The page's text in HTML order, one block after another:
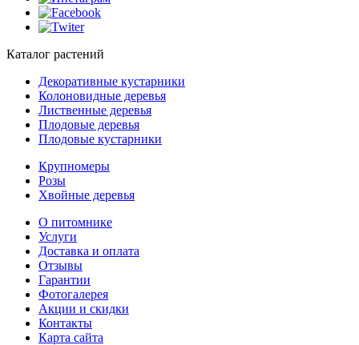
Каталог растений
Декоративные кустарники
Колоновидные деревья
Лиственные деревья
Плодовые деревья
Плодовые кустарники
Крупномеры
Розы
Хвойные деревья
О питомнике
Услуги
Доставка и оплата
Отзывы
Гарантии
Фотогалерея
Акции и скидки
Контакты
Карта сайта